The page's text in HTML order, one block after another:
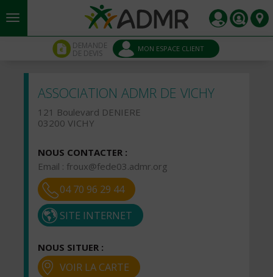
Aller au contenu principal
DEMANDE
DE DEVIS MON ESPACE CLIENT
ASSOCIATION ADMR DE VICHY
121 Boulevard DENIERE
03200 VICHY
NOUS CONTACTER :
Email : froux@fede03.admr.org
04 70 96 29 44
SITE INTERNET
NOUS SITUER :
VOIR LA CARTE
Panneau de gestion des cookies